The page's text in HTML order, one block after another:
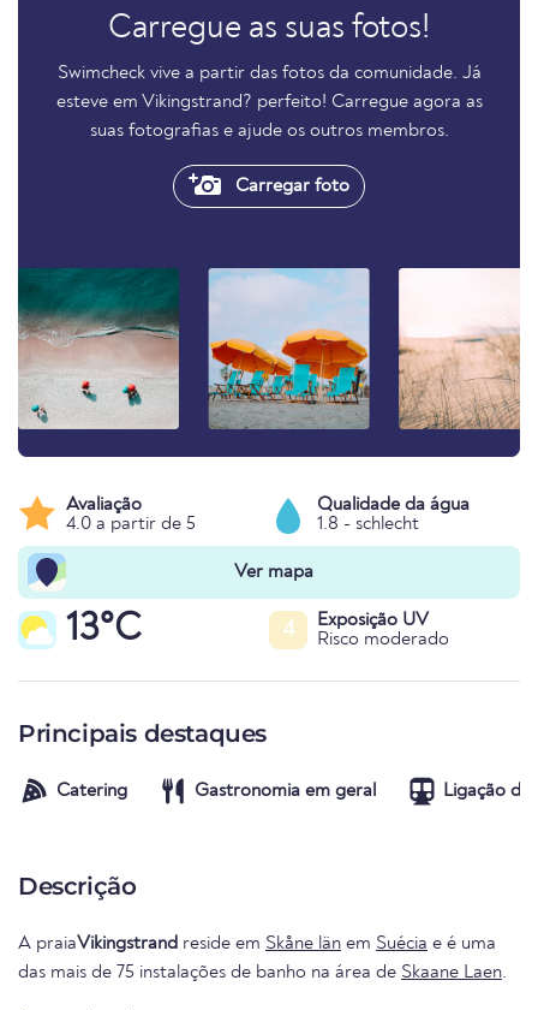
Carregue as suas fotos!
Swimcheck vive a partir das fotos da comunidade. Já
esteve em Vikingstrand? perfeito! Carregue agora as
suas fotografias e ajude os outros membros.
Carregar foto
Avaliação
4.0 a partir de 5
Qualidade da água
1.8 - schlecht
Ver mapa
13°C 4
Exposição UV
Risco moderado
Principais destaques
Catering Gastronomia em geral Ligação de
Descrição
A praiaVikingstrand reside em Skåne län em Suécia e é uma
das mais de 75 instalações de banho na área de Skaane Laen.